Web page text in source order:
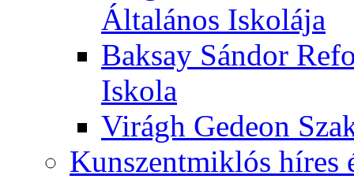
Általános Iskolája
Baksay Sándor
Iskola
Virágh Gedeon
Kunszentmiklós híres